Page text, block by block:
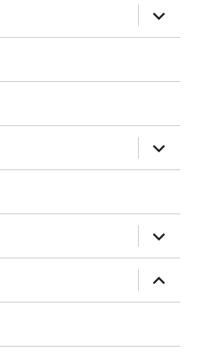
öffnen
öffnen
öffnen
öffnen